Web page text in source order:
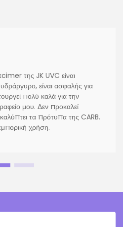
της JK UVC είναι
υδράργυρο, είναι ασφαλής για
πολύ καλά για την
μου. Δεν προκαλεί
τα πρότυπα της CARB.
χρήση.